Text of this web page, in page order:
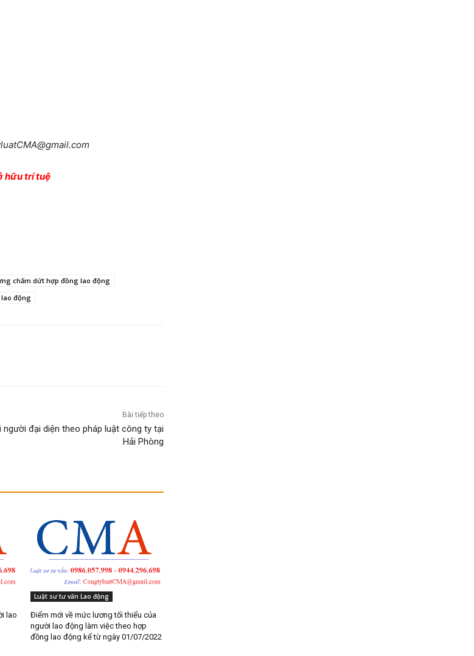
hữu trí tuệ
chấm dứt hợp đồng lao động
động
Bài tiếp theo
người đại diện theo pháp luật công ty tại
Hải Phòng
lao
Luật sư tư vấn Lao động
Điểm mới về mức lương tối thiểu của
người lao động làm việc theo hợp
đồng lao động kể từ ngày 01/07/2022